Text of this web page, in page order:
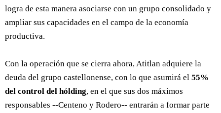
logra de esta manera asociarse con un grupo consolidado y
ampliar sus capacidades en el campo de la economía
productiva.
Con la operación que se cierra ahora, Atitlan adquiere la
deuda del grupo castellonense, con lo que asumirá el 55%
del control del hólding, en el que sus dos máximos
responsables --Centeno y Rodero-- entrarán a formar parte